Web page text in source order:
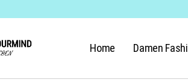
Home Damen